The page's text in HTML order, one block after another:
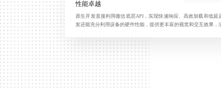
性能卓越
原生开发直接利用微信底层API，实现快速响应、高效加载和低
发还能充分利用设备的硬件性能，提供更丰富的视觉和交互效果，